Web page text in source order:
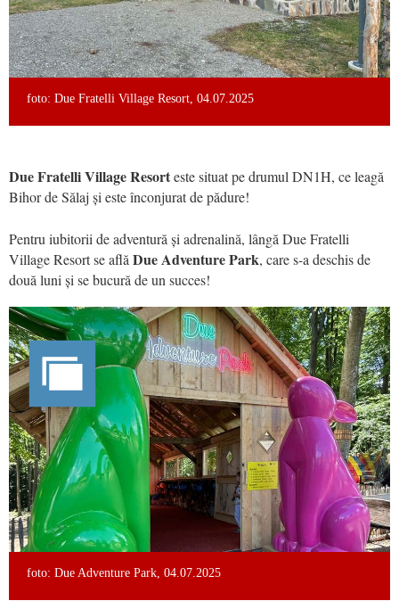
foto: Due Fratelli Village Resort, 04.07.2025
Due Fratelli Village Resorteste situat pe drumul DN1H, ce leagă
Bihor de Sălaj și este înconjurat de pădure!
Pentru iubitorii de adventură și adrenalină, lângă Due Fratelli
Village Resort se aflăDue Adventure Park, care s-a deschis de
două luni și se bucură de un succes!
foto: Due Adventure Park, 04.07.2025